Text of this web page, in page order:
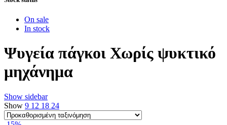
On sale
In stock
Ψυγεία πάγκοι Χωρίς ψυκτικό
μηχάνημα
Show sidebar
Show 9 12 18 24